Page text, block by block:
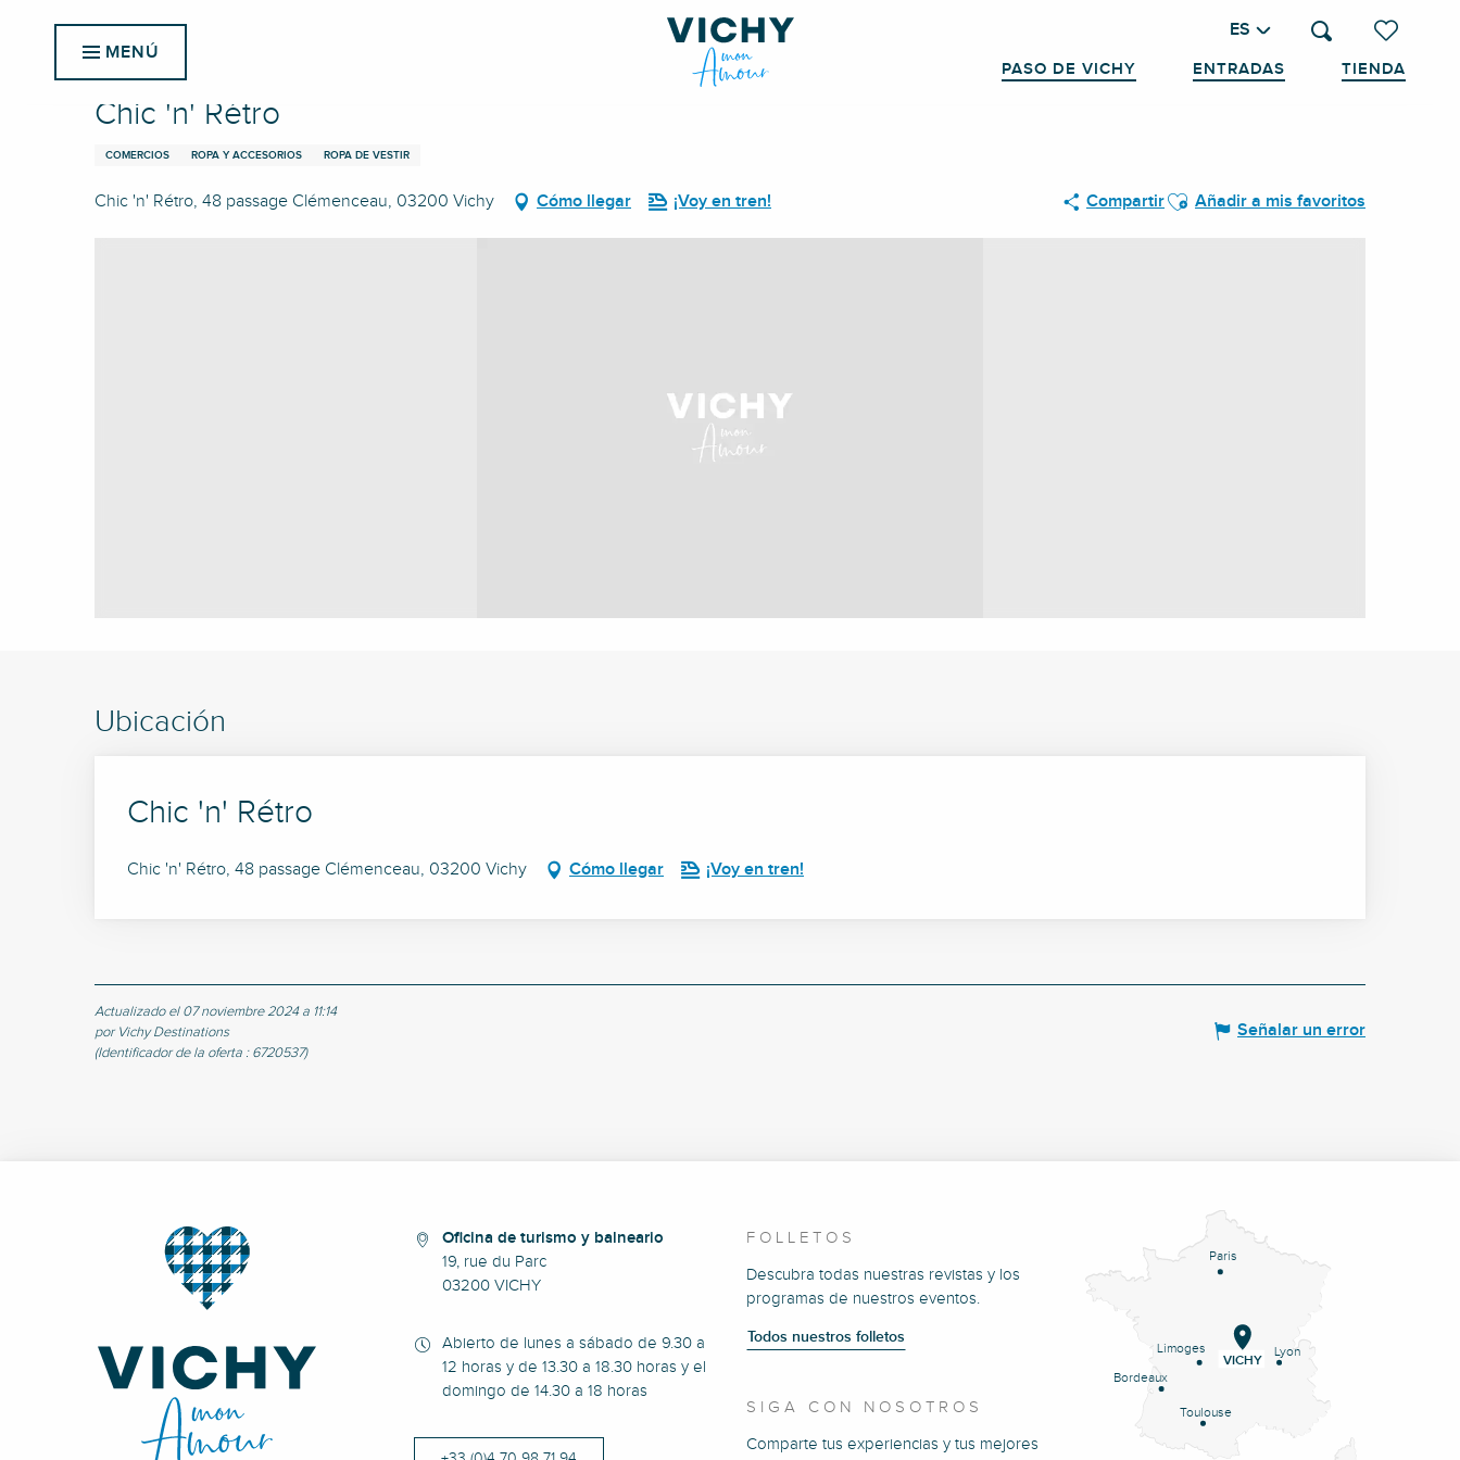
Voir les
Buscar
ES
PASO DE VICHY ENTRADAS TIENDA
MENÚ
Inicio Chic 'n' Rétro
Chic 'n' Rétro
COMERCIOS ROPA Y ACCESORIOS ROPA DE VESTIR
Chic 'n' Rétro, 48 passage Clémenceau, 03200 Vichy Cómo llegar ¡Voy en tren! CompartirAjouter aux favoris
Añadir a mis favoritos
Ubicación
Chic 'n' Rétro
Chic 'n' Rétro, 48 passage Clémenceau, 03200 Vichy Cómo llegar ¡Voy en tren!
Actualizado el 07 noviembre 2024 a 11:14
por Vichy Destinations
(Identificador de la oferta : 6720537)
Señalar un error
Oficina de turismo y balneario
19, rue du Parc
03200 VICHY
Abierto de lunes a sábado de 9.30 a
12 horas y de 13.30 a 18.30 horas y el
domingo de 14.30 a 18 horas
FOLLETOS
Descubra todas nuestras revistas y los
programas de nuestros eventos.
Todos nuestros folletos
SIGA CON NOSOTROS
Comparte tus experiencias y tus mejores
Paris
Lyon
Limoges
Bordeaux
Toulouse
VICHY